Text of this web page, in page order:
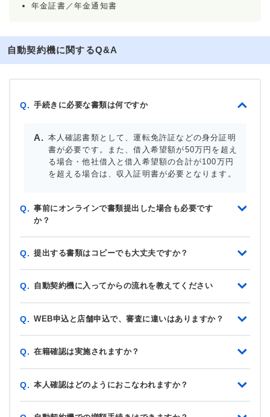
年金証書／年金通知書
自動契約機に関するQ&A
Q. 手続きに必要な書類は何ですか
本人確認書類として、運転免許証などの身分証明
書が必要です。また、借入希望額が50万円を超え
る場合・他社借入と借入希望額の合計が100万円
を超える場合は、収入証明書が必要となります。
Q. 事前にオンラインで書類提出した場合も必要です
か？
Q. 提出する書類はコピーでも大丈夫ですか？
Q. 自動契約機に入ってからの流れを教えてください
Q. WEB申込と店舗申込で、審査に違いはありますか？
Q. 在籍確認は実施されますか？
Q. 本人確認はどのようにおこなわれますか？